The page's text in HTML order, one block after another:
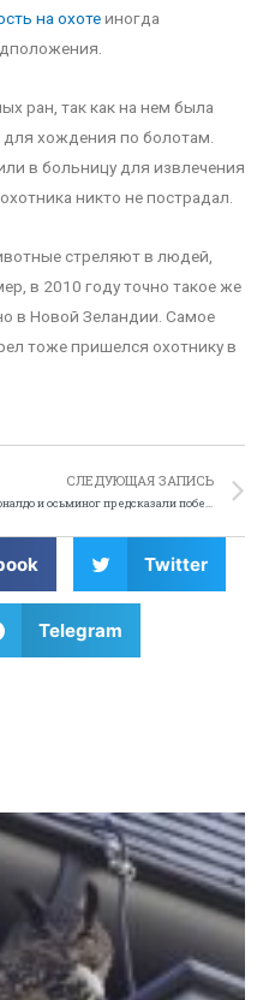
на охотеиногда
ран, так как на нем была
хождения по болотам.
в больницу для извлечения
никто не пострадал.
стреляют в людей,
в 2010 году точно такое же
в Новой Зеландии. Самое
тоже пришелся охотнику в
СЛЕДУЮЩАЯ ЗАПИСЬ
Роналдо и осьминог предсказали победу «Реала»
Twitter
Telegram